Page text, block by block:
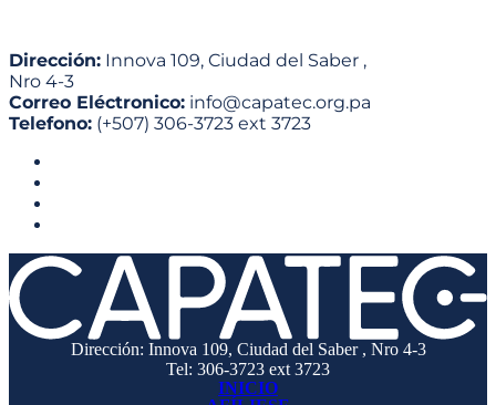
Dirección: Innova 109, Ciudad del Saber ,
Nro 4-3
Correo Eléctronico: info@capatec.org.pa
Telefono: (+507) 306-3723 ext 3723
Dirección: Innova 109, Ciudad del Saber , Nro 4-3
Tel: 306-3723 ext 3723
INICIO